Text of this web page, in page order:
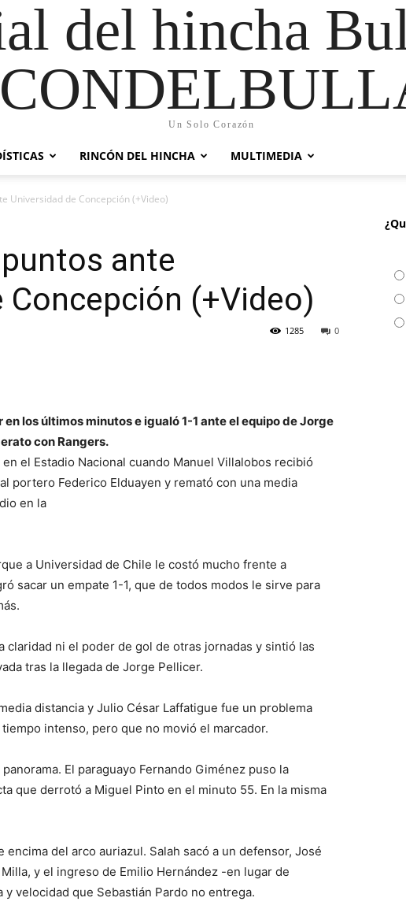
del hincha
Un Solo Corazón
RINCÓN DEL HINCHA MULTIMEDIA
Universidad de Concepción (+Video)
ante
Concepción (+Video)
0
1285
los últimos minutos e igualó 1-1 ante el equipo de Jorge
con Rangers.
el Estadio Nacional cuando Manuel Villalobos recibió
portero Federico Elduayen y remató con una media
en la
a Universidad de Chile le costó mucho frente a
sacar un empate 1-1, que de todos modos le sirve para
claridad ni el poder de gol de otras jornadas y sintió las
tras la llegada de Jorge Pellicer.
distancia y Julio César Laffatigue fue un problema
intenso, pero que no movió el marcador.
El paraguayo Fernando Giménez puso la
que derrotó a Miguel Pinto en el minuto 55. En la misma
del arco auriazul. Salah sacó a un defensor, José
y el ingreso de Emilio Hernández -en lugar de
velocidad que Sebastián Pardo no entrega.